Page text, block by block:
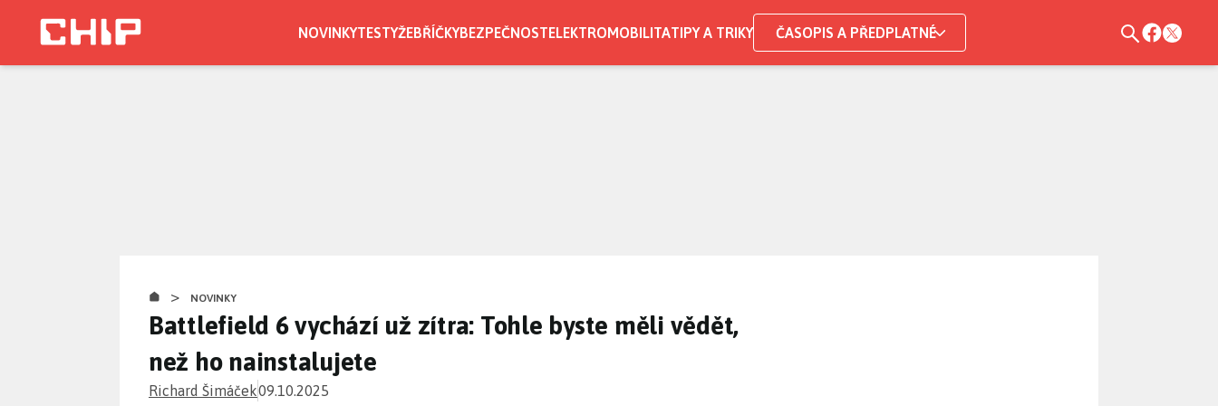
NOVINKYTESTYŽEBŘÍČKYBEZPEČNOSTELEKTROMOBILITATIPY A TRIKY ČASOPIS A PŘEDPLATNÉ
> NOVINKY
Battlefield 6 vychází už zítra: Tohle byste měli vědět,
než ho nainstalujete
Richard Šimáček09.10.2025